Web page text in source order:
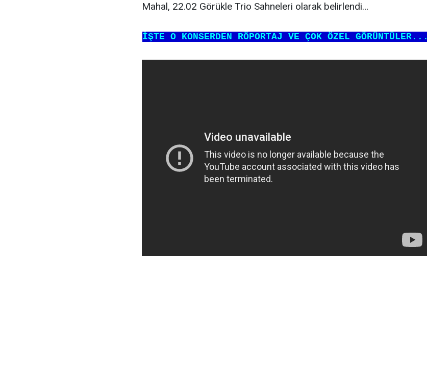
Mahal, 22.02 Görükle Trio Sahneleri olarak belirlendi…
İŞTE O KONSERDEN RÖPORTAJ VE ÇOK ÖZEL GÖRÜNTÜLER...​